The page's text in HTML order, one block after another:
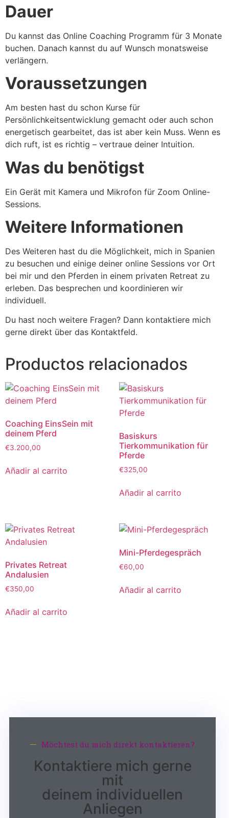
Dauer
Du kannst das Online Coaching Programm für 3 Monate
buchen. Danach kannst du auf Wunsch monatsweise
verlängern.
Voraussetzungen
Am besten hast du schon Kurse für
Persönlichkeitsentwicklung gemacht oder auch schon
energetisch gearbeitet, das ist aber kein Muss. Wenn es
dich ruft, ist es richtig – vertraue deiner Intuition.
Was du benötigst
Ein Gerät mit Kamera und Mikrofon für Zoom Online-
Sessions.
Weitere Informationen
Des Weiteren hast du die Möglichkeit, mich in Spanien
zu besuchen und einige deiner online Sessions vor Ort
bei mir und den Pferden in einem privaten Retreat zu
erleben. Das besprechen und koordinieren wir
individuell.
Du hast noch weitere Fragen? Dann kontaktiere mich
gerne direkt über das Kontaktfeld.
Productos relacionados
Coaching EinsSein mit
deinem Pferd
€3.200,00
Añadir al carrito
Basiskurs
Tierkommunikation für
Pferde
€325,00
Añadir al carrito
Privates Retreat
Andalusien
€350,00
Añadir al carrito
Mini-Pferdegespräch
€60,00
Añadir al carrito
Möchtest du mich direkt kontaktieren?
Kontaktiere mich gerne
mit
deinem individuellen
Anliegen